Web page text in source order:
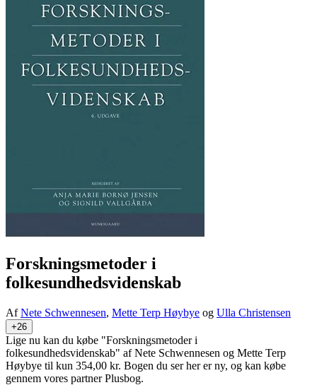
Forskningsmetoder i
folkesundhedsvidenskab
AfNete Schwennesen, Mette Terp Høybye og Ulla Christensen
+26
Lige nu kan du købe "Forskningsmetoder i
folkesundhedsvidenskab" af Nete Schwennesen og Mette Terp
Høybye til kun 354,00 kr. Bogen du ser her er ny, og kan købe
gennem vores partner Plusbog.